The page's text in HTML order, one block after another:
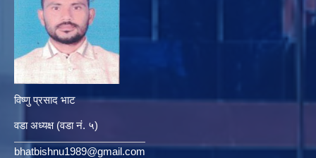
विष्णु प्रसाद भाट
वडा अध्यक्ष (वडा नं. ५)
bhatbishnu1989@gmail.com